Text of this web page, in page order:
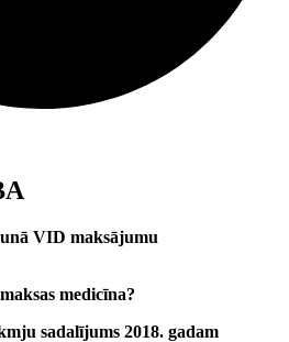
VID maksājumu
medicīna?
sadalījums 2018. gadam